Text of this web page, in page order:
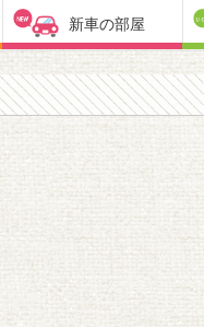
新車の部屋